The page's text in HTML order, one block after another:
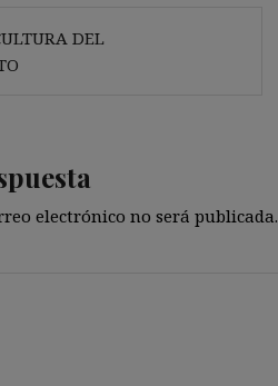
DEL
electrónico no será publicada.